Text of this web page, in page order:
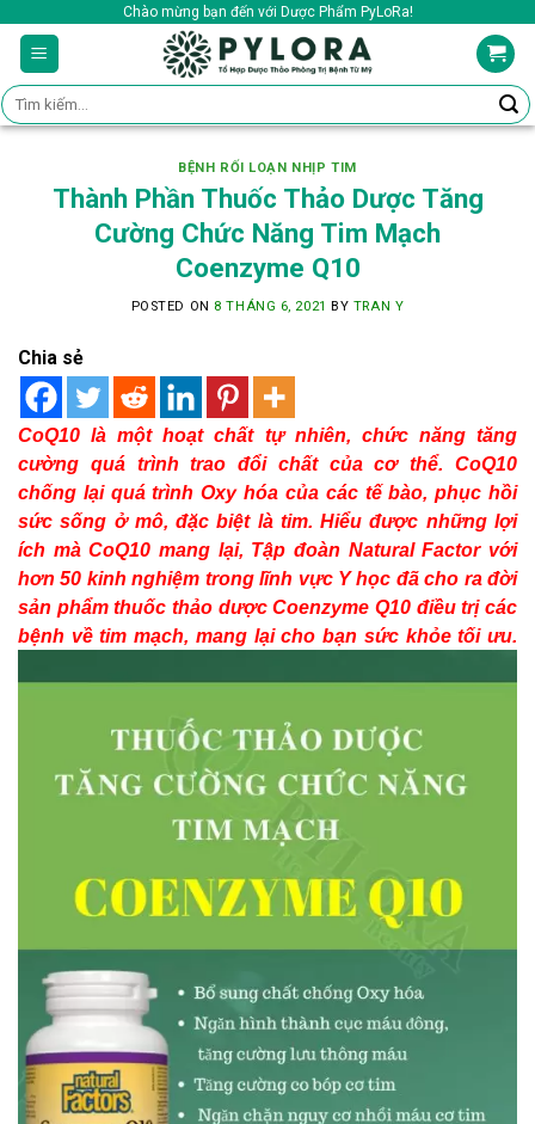
content
Chào mừng bạn đến với Dược Phẩm PyLoRa!
Tìm
kiếm:
BỆNH RỐI LOẠN NHỊP TIM
Thành Phần Thuốc Thảo Dược Tăng
Cường Chức Năng Tim Mạch
Coenzyme Q10
POSTED ON 8 THÁNG 6, 2021 BY TRAN Y
Chia sẻ
CoQ10 là một hoạt chất tự nhiên, chức năng tăng
cường quá trình trao đổi chất của cơ thể. CoQ10
chống lại quá trình Oxy hóa của các tế bào, phục hồi
sức sống ở mô, đặc biệt là tim.Hiểu được những lợi
ích mà CoQ10 mang lại, Tập đoàn Natural Factor với
hơn 50 kinh nghiệm trong lĩnh vực Y học đã cho ra đời
sản phẩm thuốc thảo dược Coenzyme Q10 điều trị các
bệnh về tim mạch, mang lại cho bạn sức khỏe tối ưu.